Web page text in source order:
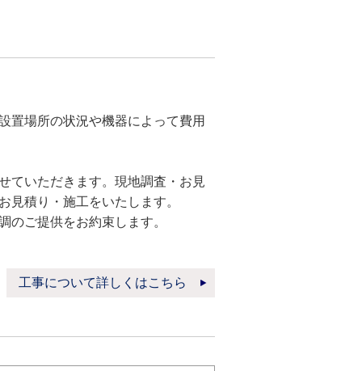
置場所の状況や機器によって費用
ていただきます。現地調査・お見
積り・施工をいたします。
ご提供をお約束します。
工事について詳しくはこちら